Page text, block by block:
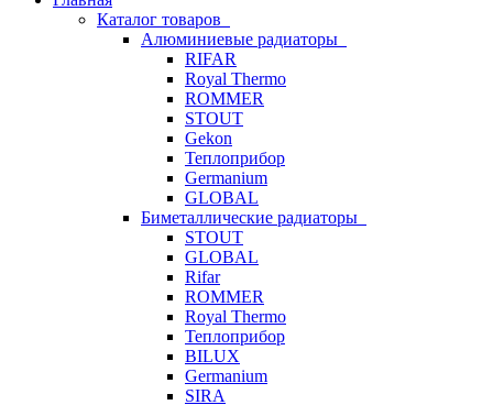
Каталог товаров
Алюминиевые радиаторы
RIFAR
Royal Thermo
ROMMER
STOUT
Gekon
Теплоприбор
Germanium
GLOBAL
Биметаллические радиаторы
STOUT
GLOBAL
Rifar
ROMMER
Royal Thermo
Теплоприбор
BILUX
Germanium
SIRA